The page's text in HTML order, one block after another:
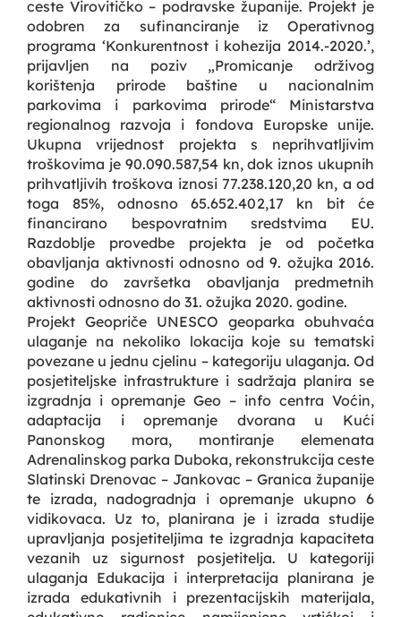
ceste Virovitičko – podravske županije. Projekt je
odobren za sufinanciranje iz Operativnog
programa ‘Konkurentnost i kohezija 2014.-2020.’,
prijavljen na poziv „Promicanje održivog
korištenja prirode baštine u nacionalnim
parkovima i parkovima prirode“ Ministarstva
regionalnog razvoja i fondova Europske unije.
Ukupna vrijednost projekta s neprihvatljivim
troškovima je 90.090.587,54 kn, dok iznos ukupnih
prihvatljivih troškova iznosi 77.238.120,20 kn, a od
toga 85%, odnosno 65.652.402,17 kn bit će
financirano bespovratnim sredstvima EU.
Razdoblje provedbe projekta je od početka
obavljanja aktivnosti odnosno od 9. ožujka 2016.
godine do završetka obavljanja predmetnih
aktivnosti odnosno do 31. ožujka 2020. godine.
Projekt Geopriče UNESCO geoparka obuhvaća
ulaganje na nekoliko lokacija koje su tematski
povezane u jednu cjelinu – kategoriju ulaganja. Od
posjetiteljske infrastrukture i sadržaja planira se
izgradnja i opremanje Geo – info centra Voćin,
adaptacija i opremanje dvorana u Kući
Panonskog mora, montiranje elemenata
Adrenalinskog parka Duboka, rekonstrukcija ceste
Slatinski Drenovac – Jankovac – Granica županije
te izrada, nadogradnja i opremanje ukupno 6
vidikovaca. Uz to, planirana je i izrada studije
upravljanja posjetiteljima te izgradnja kapaciteta
vezanih uz sigurnost posjetitelja. U kategoriji
ulaganja Edukacija i interpretacija planirana je
izrada edukativnih i prezentacijskih materijala,